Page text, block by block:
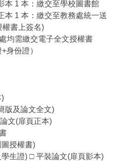
本 1 本：繳交至學校圖書館
本 1 本：繳交至教務處統一送
權書上簽名)
均需繳交電子全文授權書
身份證）
)
版及論文全文)
文(扉頁正本)
授權書)
生證) □ 平裝論文(扉頁影本)